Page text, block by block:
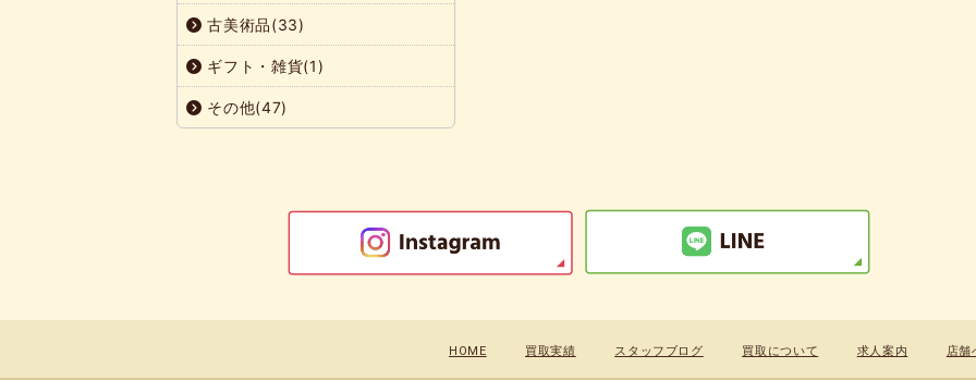
古美術品(33)
ギフト・雑貨(1)
その他(47)
HOME 買取実績 スタッフブログ 買取について 求人案内 店舗